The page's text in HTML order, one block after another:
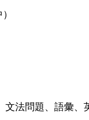
法問題、語彙、